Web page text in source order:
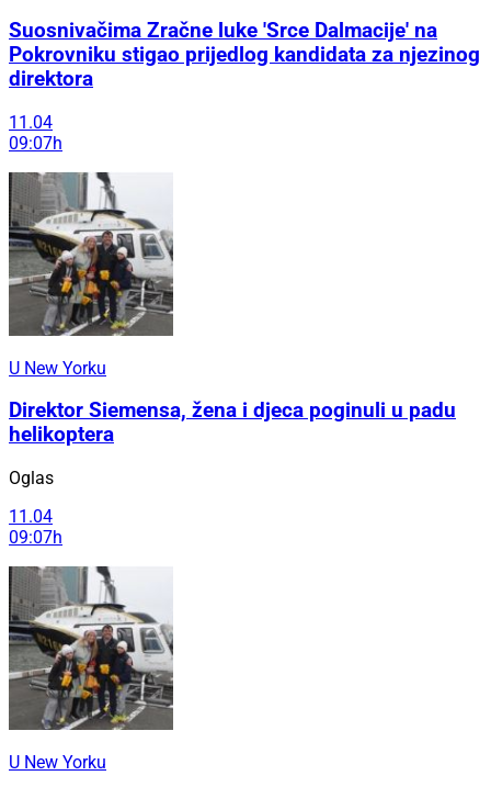
Suosnivačima Zračne luke 'Srce Dalmacije' na
Pokrovniku stigao prijedlog kandidata za njezinog
direktora
11.04
09:07h
U New Yorku
Direktor Siemensa, žena i djeca poginuli u padu
helikoptera
Oglas
11.04
09:07h
U New Yorku